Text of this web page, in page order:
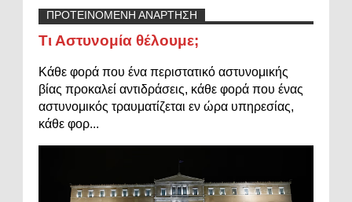
ΠΡΟΤΕΙΝΟΜΕΝΗ ΑΝΑΡΤΗΣΗ
Τι Αστυνομία θέλουμε;
Κάθε φορά που ένα περιστατικό αστυνομικής
βίας προκαλεί αντιδράσεις, κάθε φορά που ένας
αστυνομικός τραυματίζεται εν ώρα υπηρεσίας,
κάθε φορ...